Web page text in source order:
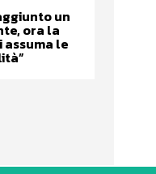
un
ora la
le